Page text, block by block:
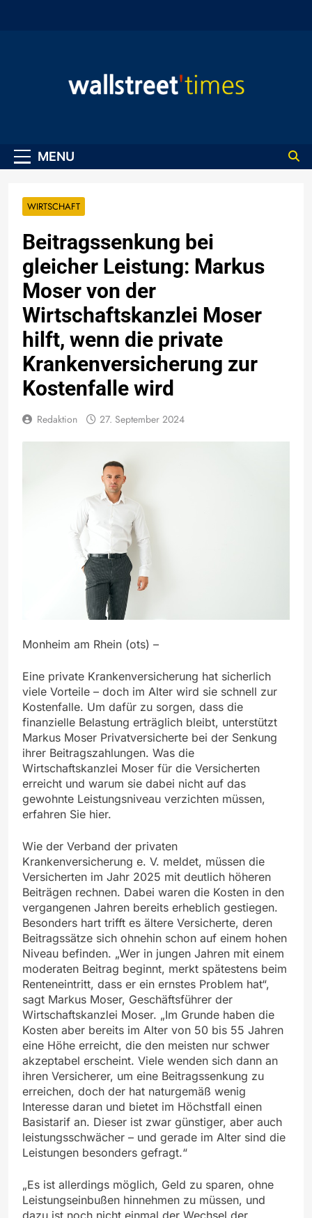
MENU
WIRTSCHAFT
Beitragssenkung bei
gleicher Leistung: Markus
Moser von der
Wirtschaftskanzlei Moser
hilft, wenn die private
Krankenversicherung zur
Kostenfalle wird
Redaktion 27. September 2024
Monheim am Rhein (ots) –
Eine private Krankenversicherung hat sicherlich
viele Vorteile – doch im Alter wird sie schnell zur
Kostenfalle. Um dafür zu sorgen, dass die
finanzielle Belastung erträglich bleibt, unterstützt
Markus Moser Privatversicherte bei der Senkung
ihrer Beitragszahlungen. Was die
Wirtschaftskanzlei Moser für die Versicherten
erreicht und warum sie dabei nicht auf das
gewohnte Leistungsniveau verzichten müssen,
erfahren Sie hier.
Wie der Verband der privaten
Krankenversicherung e. V. meldet, müssen die
Versicherten im Jahr 2025 mit deutlich höheren
Beiträgen rechnen. Dabei waren die Kosten in den
vergangenen Jahren bereits erheblich gestiegen.
Besonders hart trifft es ältere Versicherte, deren
Beitragssätze sich ohnehin schon auf einem hohen
Niveau befinden. „Wer in jungen Jahren mit einem
moderaten Beitrag beginnt, merkt spätestens beim
Renteneintritt, dass er ein ernstes Problem hat“,
sagt Markus Moser, Geschäftsführer der
Wirtschaftskanzlei Moser. „Im Grunde haben die
Kosten aber bereits im Alter von 50 bis 55 Jahren
eine Höhe erreicht, die den meisten nur schwer
akzeptabel erscheint. Viele wenden sich dann an
ihren Versicherer, um eine Beitragssenkung zu
erreichen, doch der hat naturgemäß wenig
Interesse daran und bietet im Höchstfall einen
Basistarif an. Dieser ist zwar günstiger, aber auch
leistungsschwächer – und gerade im Alter sind die
Leistungen besonders gefragt.“
„Es ist allerdings möglich, Geld zu sparen, ohne
Leistungseinbußen hinnehmen zu müssen, und
dazu ist noch nicht einmal der Wechsel der